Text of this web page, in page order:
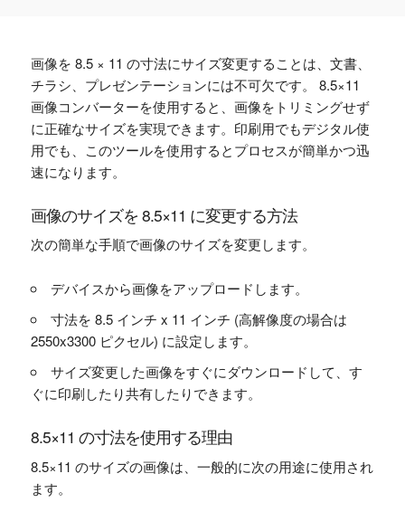
画像を 8.5 × 11 の寸法にサイズ変更することは、文書、
チラシ、プレゼンテーションには不可欠です。 8.5×11
画像コンバーターを使用すると、画像をトリミングせず
に正確なサイズを実現できます。印刷用でもデジタル使
用でも、このツールを使用するとプロセスが簡単かつ迅
速になります。
画像のサイズを 8.5×11 に変更する方法
次の簡単な手順で画像のサイズを変更します。
デバイスから画像をアップロードします。
寸法を 8.5 インチ x 11 インチ (高解像度の場合は
2550x3300 ピクセル) に設定します。
サイズ変更した画像をすぐにダウンロードして、す
ぐに印刷したり共有したりできます。
8.5×11 の寸法を使用する理由
8.5×11 のサイズの画像は、一般的に次の用途に使用され
ます。